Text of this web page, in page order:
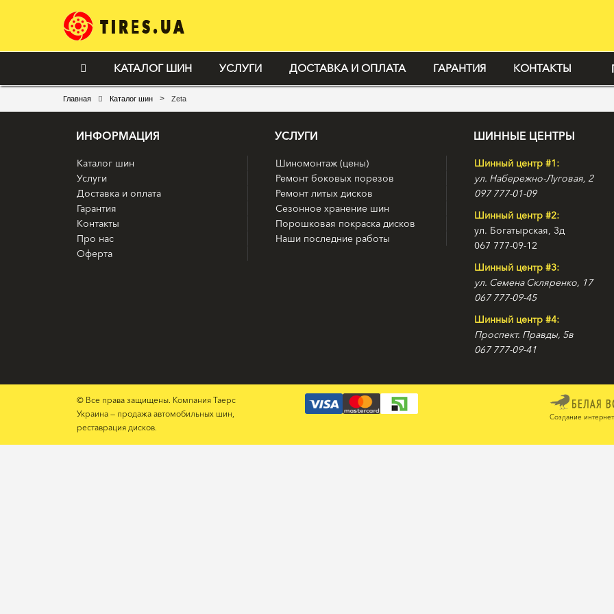
КАТАЛОГ ШИН УСЛУГИ ДОСТАВКА И ОПЛАТА ГАРАНТИЯ КОНТАКТЫ
Главная Каталог шин > Zeta
ИНФОРМАЦИЯ
Каталог шин
Услуги
Доставка и оплата
Гарантия
Контакты
Про нас
Оферта
УСЛУГИ
Шиномонтаж (цены)
Ремонт боковых порезов
Ремонт литых дисков
Сезонное хранение шин
Порошковая покраска дисков
Наши последние работы
ШИННЫЕ ЦЕНТРЫ
Шинный центр #1:
ул. Набережно-Луговая, 2
097 777-01-09
Шинный центр #2:
ул. Богатырская, 3д
067 777-09-12
Шинный центр #3:
ул. Семена Скляренко, 17
067 777-09-45
Шинный центр #4:
Проспект. Правды, 5в
067 777-09-41
© Все права защищены. Компания Таерс
Украина — продажа автомобильных шин,
реставрация дисков.
Создание